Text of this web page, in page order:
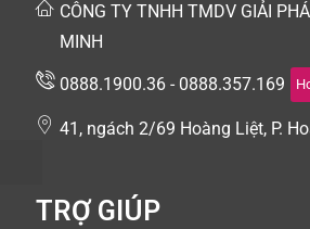
CÔNG TY TNHH TMDV GIẢI
MINH
0888.1900.36 - 0888.357.169
41, ngách 2/69 Hoàng Liệt, P.
TRỢ GIÚP